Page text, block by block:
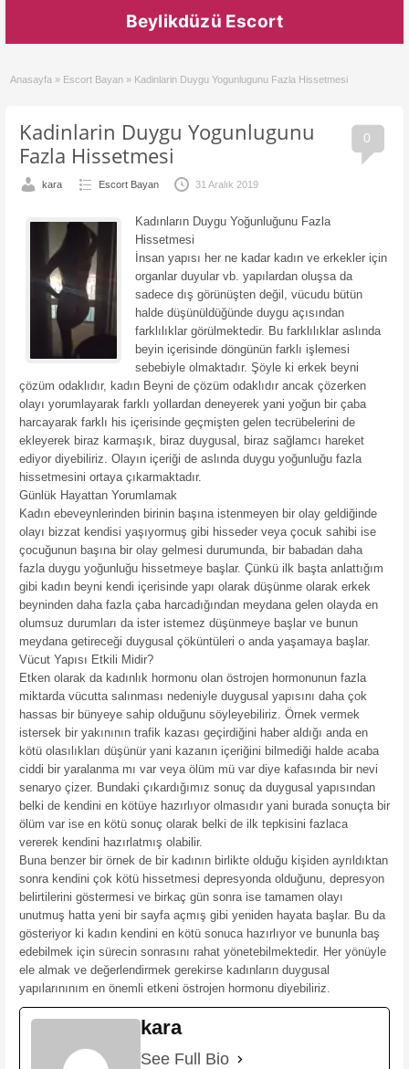
Beylikdüzü Escort
Anasayfa » Escort Bayan » Kadinlarin Duygu Yogunlugunu Fazla Hissetmesi
0
Kadinlarin Duygu Yogunlugunu
Fazla Hissetmesi
kara Escort Bayan 31 Aralık 2019
Kadınların Duygu Yoğunluğunu Fazla
Hissetmesi
İnsan yapısı her ne kadar kadın ve erkekler için
organlar duyular vb. yapılardan oluşsa da
sadece dış görünüşten değil, vücudu bütün
halde düşünüldüğünde duygu açısından
farklılıklar görülmektedir. Bu farklılıklar aslında
beyin içerisinde döngünün farklı işlemesi
sebebiyle olmaktadır. Şöyle ki erkek beyni
çözüm odaklıdır, kadın Beyni de çözüm odaklıdır ancak çözerken
olayı yorumlayarak farklı yollardan deneyerek yani yoğun bir çaba
harcayarak farklı his içerisinde geçmişten gelen tecrübelerini de
ekleyerek biraz karmaşık, biraz duygusal, biraz sağlamcı hareket
ediyor diyebiliriz. Olayın içeriği de aslında duygu yoğunluğu fazla
hissetmesini ortaya çıkarmaktadır.
Günlük Hayattan Yorumlamak
Kadın ebeveynlerinden birinin başına istenmeyen bir olay geldiğinde
olayı bizzat kendisi yaşıyormuş gibi hisseder veya çocuk sahibi ise
çocuğunun başına bir olay gelmesi durumunda, bir babadan daha
fazla duygu yoğunluğu hissetmeye başlar. Çünkü ilk başta anlattığım
gibi kadın beyni kendi içerisinde yapı olarak düşünme olarak erkek
beyninden daha fazla çaba harcadığından meydana gelen olayda en
olumsuz durumları da ister istemez düşünmeye başlar ve bunun
meydana getireceği duygusal çöküntüleri o anda yaşamaya başlar.
Vücut Yapısı Etkili Midir?
Etken olarak da kadınlık hormonu olan östrojen hormonunun fazla
miktarda vücutta salınması nedeniyle duygusal yapısını daha çok
hassas bir bünyeye sahip olduğunu söyleyebiliriz. Örnek vermek
istersek bir yakınının trafik kazası geçirdiğini haber aldığı anda en
kötü olasılıkları düşünür yani kazanın içeriğini bilmediği halde acaba
ciddi bir yaralanma mı var veya ölüm mü var diye kafasında bir nevi
senaryo çizer. Bundaki çıkardığımız sonuç da duygusal yapısından
belki de kendini en kötüye hazırlıyor olmasıdır yani burada sonuçta bir
ölüm var ise en kötü sonuç olarak belki de ilk tepkisini fazlaca
vererek kendini hazırlatmış olabilir.
Buna benzer bir örnek de bir kadının birlikte olduğu kişiden ayrıldıktan
sonra kendini çok kötü hissetmesi depresyonda olduğunu, depresyon
belirtilerini göstermesi ve birkaç gün sonra ise tamamen olayı
unutmuş hatta yeni bir sayfa açmış gibi yeniden hayata başlar. Bu da
gösteriyor ki kadın kendini en kötü sonuca hazırlıyor ve bununla baş
edebilmek için sürecin sonrasını rahat yönetebilmektedir. Her yönüyle
ele almak ve değerlendirmek gerekirse kadınların duygusal
yapılarınınım en önemli etkeni östrojen hormonu diyebiliriz.
kara
See Full Bio